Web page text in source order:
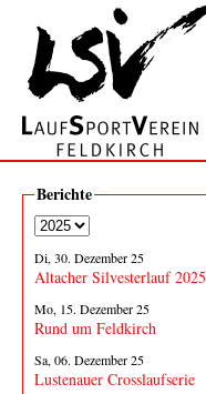
Berichte
Di, 30. Dezember 25
Altacher Silvesterlauf 2025
Mo, 15. Dezember 25
Rund um Feldkirch
Sa, 06. Dezember 25
Lustenauer Crosslaufserie